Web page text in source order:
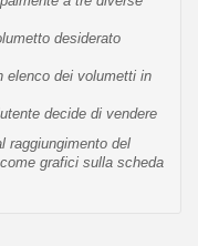
desiderato
elenco dei volumetti in
decide di vendere
raggiungimento del
grafici sulla scheda